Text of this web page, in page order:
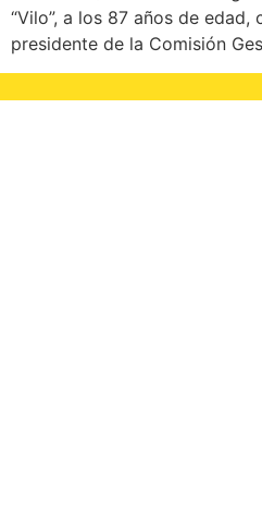
“Vilo”, a los 87 años de
presidente de la Comisión